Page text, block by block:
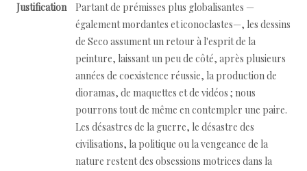
Justification
Partant de prémisses plus globalisantes —
également mordantes et iconoclastes—, les dessins
de Seco assument un retour à l'esprit de la
peinture, laissant un peu de côté, après plusieurs
années de coexistence réussie, la production de
dioramas, de maquettes et de vidéos ; nous
pourrons tout de même en contempler une paire.
Les désastres de la guerre, le désastre des
civilisations, la politique ou la vengeance de la
nature restent des obsessions motrices dans la